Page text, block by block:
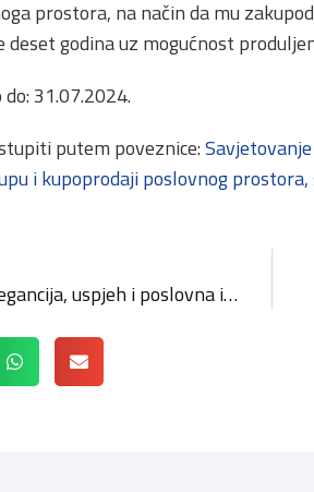
prostora, na način da mu
deset godina uz mogućnost
31.07.2024.
putem poveznice:
i kupoprodaji poslovnog
Miss Business 2024: Elegancija, uspjeh i poslovna izvrsnost žena u Primorsko-goranskoj županiji